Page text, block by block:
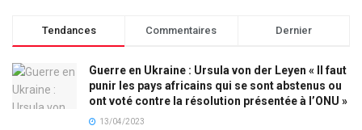
Tendances Commentaires Dernier
Guerre en Ukraine : Ursula von der Leyen « Il faut
punir les pays africains qui se sont abstenus ou
ont voté contre la résolution présentée à l’ONU »
13/04/2023